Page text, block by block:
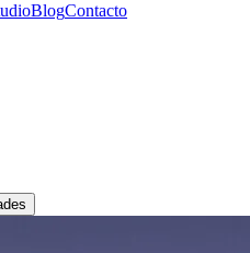
BlogContacto